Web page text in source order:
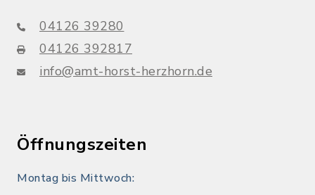
04126 39280
04126 392817
info@amt-horst-herzhorn.de
Öffnungszeiten
Montag bis Mittwoch: